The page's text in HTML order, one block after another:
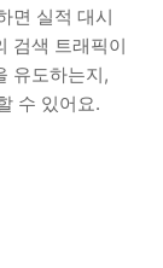
면 실적 대시
검색 트래픽이
유도하는지,
수 있어요.